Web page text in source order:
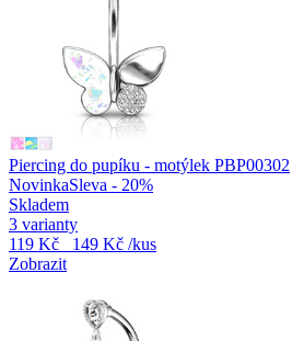
Piercing do pupíku - motýlek PBP00302
NovinkaSleva - 20%
Skladem
3 varianty
119 Kč
149 Kč /kus
Zobrazit